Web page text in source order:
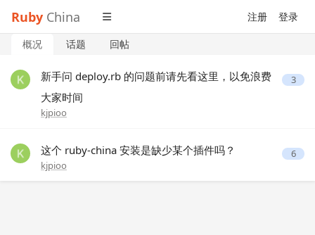
Ruby China 注册 登录
概况 话题 回帖
新手问 deploy.rb 的问题前请先看这里，以免浪费
大家时间
kjpioo
3
这个 ruby-china 安装是缺少某个插件吗？
kjpioo
6